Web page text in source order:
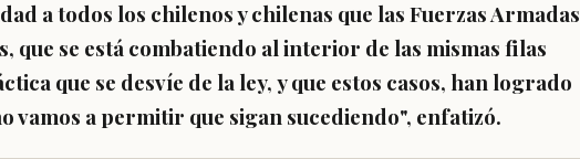
a todos los chilenos y chilenas que las Fuerzas Armadas
que se está combatiendo al interior de las mismas filas
que se desvíe de la ley, y que estos casos, han logrado
vamos a permitir que sigan sucediendo", enfatizó.